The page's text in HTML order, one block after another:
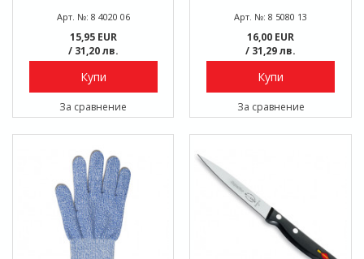
Арт. №: 8 4020 06
15,95 EUR
/ 31,20 лв.
Купи
За сравнение
Арт. №: 8 5080 13
16,00 EUR
/ 31,29 лв.
Купи
За сравнение